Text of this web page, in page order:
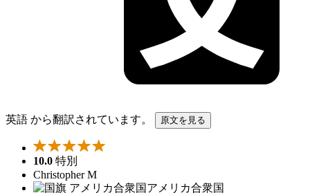
英語 から翻訳されています。 原文を見る
10.0 特別
Christopher M
アメリカ合衆国